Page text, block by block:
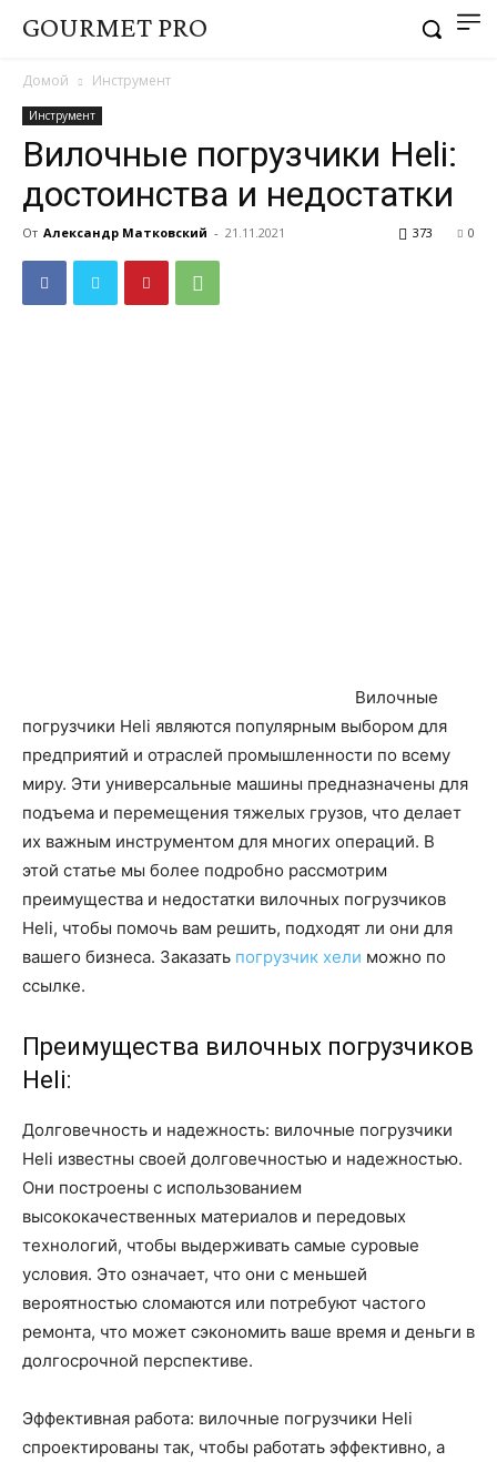
GOURMET PRO
Домой Инструмент
Инструмент
Вилочные погрузчики Heli:
достоинства и недостатки
От Александр Матковский - 21.11.2021 0
373
Вилочные
погрузчики Heli являются популярным выбором для
предприятий и отраслей промышленности по всему
миру. Эти универсальные машины предназначены для
подъема и перемещения тяжелых грузов, что делает
их важным инструментом для многих операций. В
этой статье мы более подробно рассмотрим
преимущества и недостатки вилочных погрузчиков
Heli, чтобы помочь вам решить, подходят ли они для
вашего бизнеса. Заказать погрузчик хели можно по
ссылке.
Преимущества вилочных погрузчиков
Heli:
Долговечность и надежность: вилочные погрузчики
Heli известны своей долговечностью и надежностью.
Они построены с использованием
высококачественных материалов и передовых
технологий, чтобы выдерживать самые суровые
условия. Это означает, что они с меньшей
вероятностью сломаются или потребуют частого
ремонта, что может сэкономить ваше время и деньги в
долгосрочной перспективе.
Эффективная работа: вилочные погрузчики Heli
спроектированы так, чтобы работать эффективно, а